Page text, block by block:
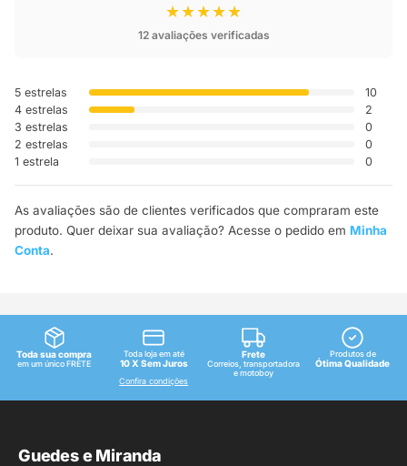
★★★★★
12 avaliações verificadas
5 estrelas
10
4 estrelas
2
3 estrelas
0
2 estrelas
0
1 estrela
0
As avaliações são de clientes verificados que compraram este
produto. Quer deixar sua avaliação? Acesse o pedido em Minha
Conta.
Toda sua compra
em um único FRETE
Toda loja em até
10 X Sem Juros
Confira condições
Frete
Correios, transportadora
e motoboy
Produtos de
Ótima Qualidade
Guedes e Miranda